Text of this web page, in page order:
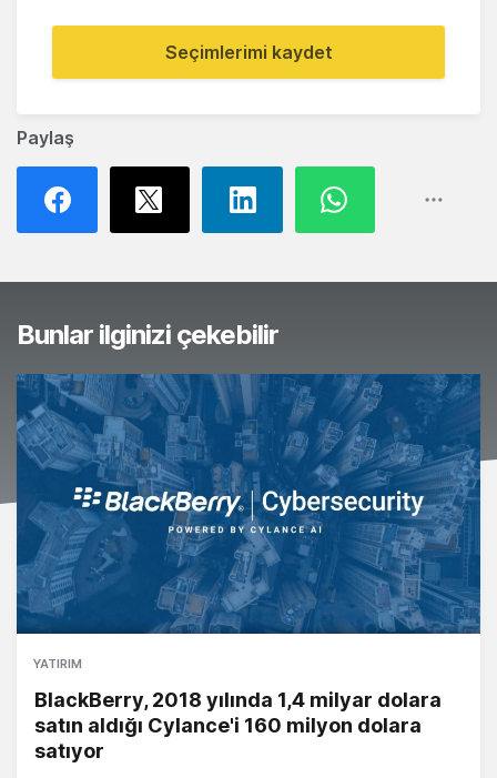
Paylaş
Seçimlerimi kaydet
Bunlar ilginizi çekebilir
YATIRIM
BlackBerry, 2018 yılında 1,4 milyar dolara
satın aldığı Cylance'i 160 milyon dolara
satıyor